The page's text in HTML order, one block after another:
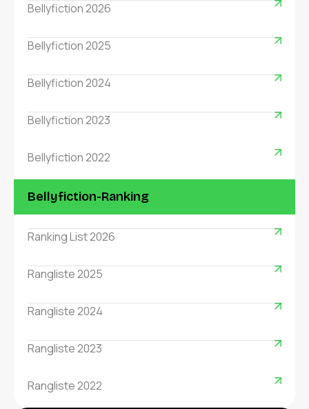
Bellyfiction 2026
Bellyfiction 2025
Bellyfiction 2024
Bellyfiction 2023
Bellyfiction 2022
Bellyfiction-Ranking
Ranking List 2026
Rangliste 2025
Rangliste 2024
Rangliste 2023
Rangliste 2022